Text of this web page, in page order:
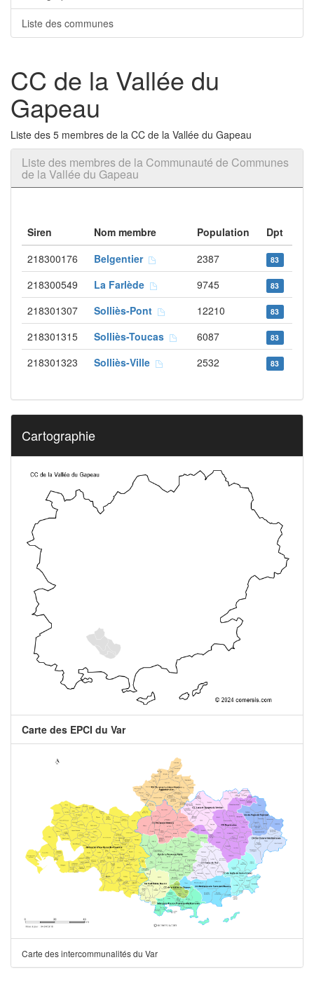
Liste des communes
CC de la Vallée du
Gapeau
Liste des 5 membres de la CC de la Vallée du Gapeau
Liste des membres de la Communauté de Communes
de la Vallée du Gapeau
Siren Nom membre Population
Dpt
218300176
Belgentier 2387 83
218300549 La Farlède 9745 83
218301307 Solliès-Pont 12210 83
218301315 Solliès-Toucas 6087 83
218301323 Solliès-Ville 2532 83
Cartographie
Carte des EPCI du Var
Carte des intercommunalités du Var